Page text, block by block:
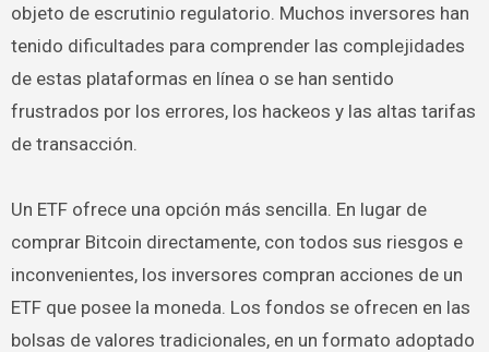
objeto de escrutinio regulatorio. Muchos inversores han
tenido dificultades para comprender las complejidades
de estas plataformas en línea o se han sentido
frustrados por los errores, los hackeos y las altas tarifas
de transacción.
Un ETF ofrece una opción más sencilla. En lugar de
comprar Bitcoin directamente, con todos sus riesgos e
inconvenientes, los inversores compran acciones de un
ETF que posee la moneda. Los fondos se ofrecen en las
bolsas de valores tradicionales, en un formato adoptado